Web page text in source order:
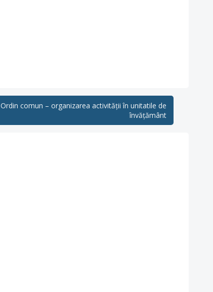
Ordin comun – organizarea activității în unitatile de
învățământ